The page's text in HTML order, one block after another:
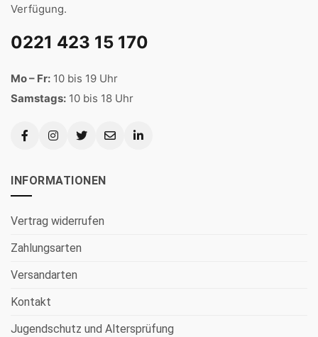
Verfügung.
0221 423 15 170
Mo – Fr: 10 bis 19 Uhr
Samstags: 10 bis 18 Uhr
INFORMATIONEN
Vertrag widerrufen
Zahlungsarten
Versandarten
Kontakt
Jugendschutz und Altersprüfung